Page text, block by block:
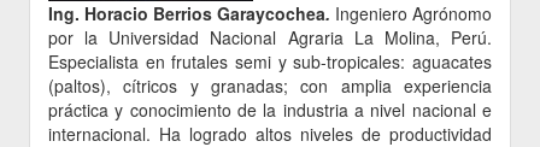
Ing. Horacio Berrios Garaycochea. Ingeniero Agrónomo
por la Universidad Nacional Agraria La Molina, Perú.
Especialista en frutales semi y sub-tropicales: aguacates
(paltos), cítricos y granadas; con amplia experiencia
práctica y conocimiento de la industria a nivel nacional e
internacional. Ha logrado altos niveles de productividad